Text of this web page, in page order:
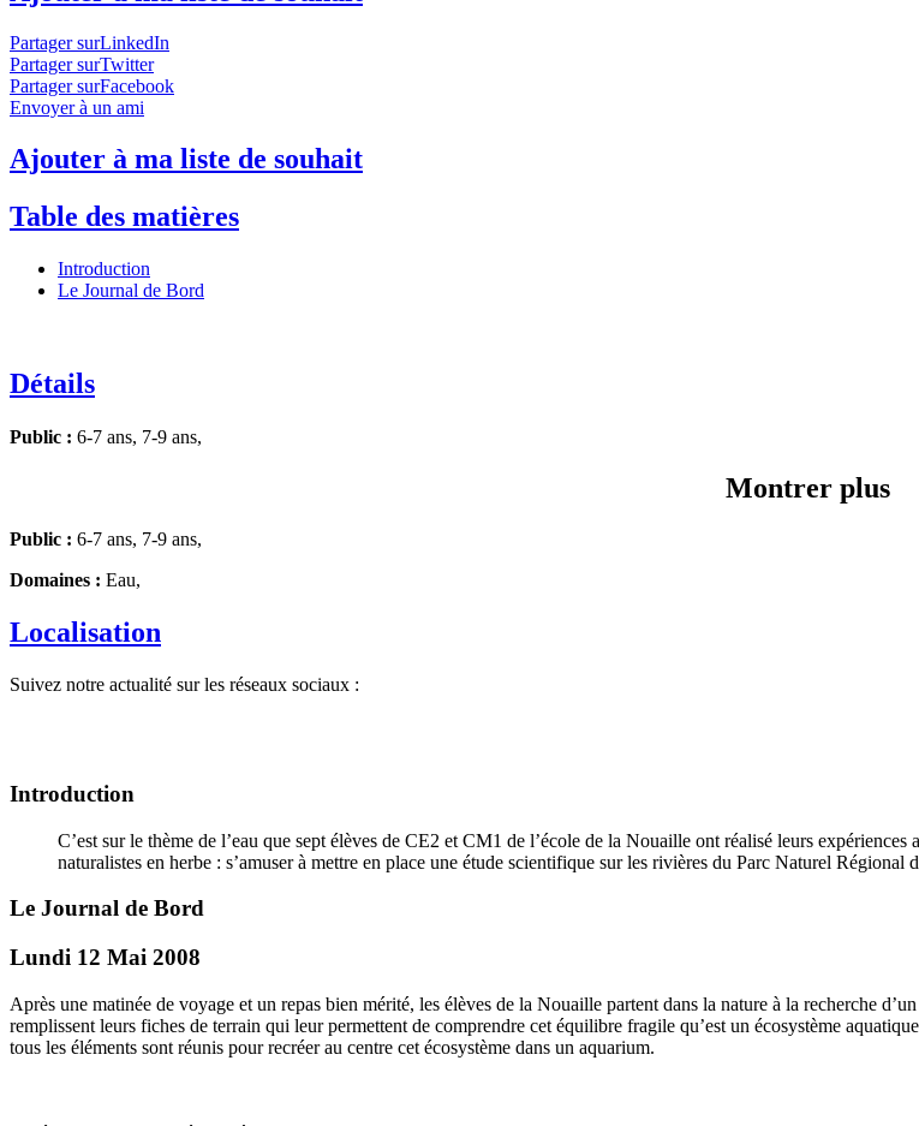
Partager surLinkedIn
Partager surTwitter
Partager surFacebook
Envoyer à un ami
Ajouter à ma liste de souhait
Table des matières
Introduction
Le Journal de Bord
Détails
Public : 6-7 ans, 7-9 ans,
Montrer plus
Public : 6-7 ans, 7-9 ans,
Domaines : Eau,
Localisation
Suivez notre actualité sur les réseaux sociaux :
Introduction
C’est sur le thème de l’eau que sept élèves de CE2 et CM1 de l’école de la Nouaille ont réalisé leurs
naturalistes en herbe : s’amuser à mettre en place une étude scientifique sur les rivières du Parc Naturel Régional
Le Journal de Bord
Lundi 12 Mai 2008
Après une matinée de voyage et un repas bien mérité, les élèves de la Nouaille partent dans la nature à la recherche
remplissent leurs fiches de terrain qui leur permettent de comprendre cet équilibre fragile qu’est un écosystème
tous les éléments sont réunis pour recréer au centre cet écosystème dans un aquarium.